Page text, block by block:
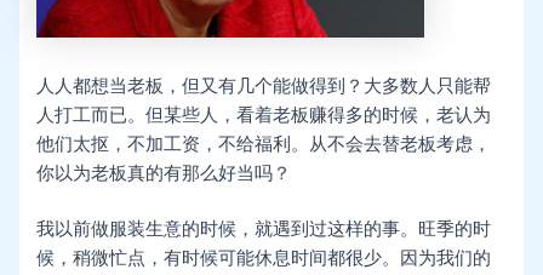
人人都想当老板，但又有几个能做得到？大多数人只能帮
人打工而已。但某些人，看着老板赚得多的时候，老认为
他们太抠，不加工资，不给福利。从不会去替老板考虑，
你以为老板真的有那么好当吗？
我以前做服装生意的时候，就遇到过这样的事。旺季的时
候，稍微忙点，有时候可能休息时间都很少。因为我们的